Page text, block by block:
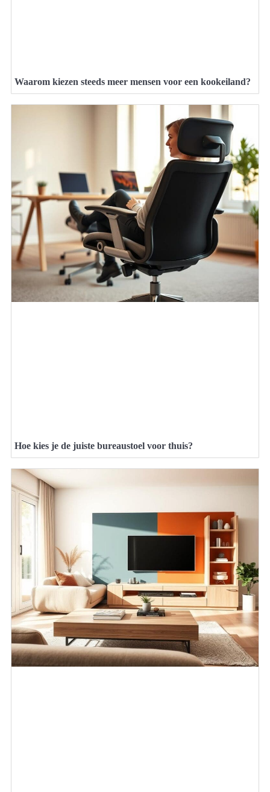
Waarom kiezen steeds meer mensen voor een kookeiland?
Hoe kies je de juiste bureaustoel voor thuis?